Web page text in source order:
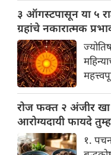
प्रथा
केला
आहे
आहे?
३ ऑगस्टपासून या ५
ग्रहांचे नकारात्मक
दिवसांची सुरुवात होईल
आहे.
अत्यंत
रोज फक्त २ अंजीर
आरोग्यदायी फायदे
१.